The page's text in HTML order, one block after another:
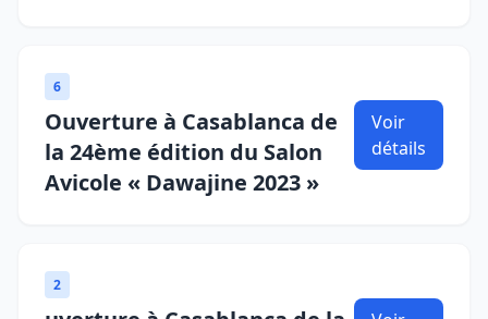
6
Ouverture à Casablanca de
la 24ème édition du Salon
Avicole « Dawajine 2023 »
Voir
détails
2